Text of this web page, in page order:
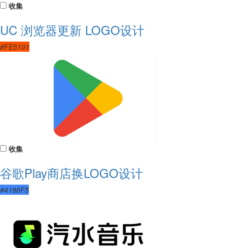
收集
UC 浏览器更新 LOGO设计
#FE5101
收集
谷歌Play商店换LOGO设计
#4186F5